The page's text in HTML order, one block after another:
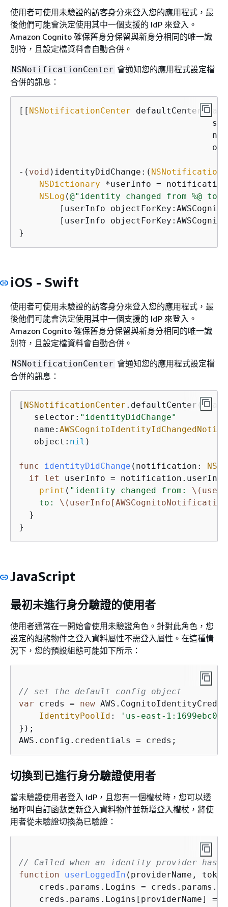
使用者可使用未驗證的訪客身分來登入您的應用程式，最
後他們可能會決定使用其中一個支援的 IdP 來登入。
Amazon Cognito 確保舊身分保留與新身分相同的唯一識
別符，且設定檔資料會自動合併。
NSNotificationCenter 會通知您的應用程式設定檔
合併的訊息：
[[ NSNotificationCenter defaultCenter]
-( void )identityDidChange:( NSNotification
NSDictionary *userInfo =
NSLog (@"identity changed from %@ to
[userInfo
[userInfo
}
iOS - Swift
使用者可使用未驗證的訪客身分來登入您的應用程式，最
後他們可能會決定使用其中一個支援的 IdP 來登入。
Amazon Cognito 確保舊身分保留與新身分相同的唯一識
別符，且設定檔資料會自動合併。
NSNotificationCenter 會通知您的應用程式設定檔
合併的訊息：
[ NSNotificationCenter
   selector:
"identityDidChange"
   name:
   object:
nil )
func identityDidChange ( notification :
if
let userInfo =
print ( "identity changed from:
    to:
  }
}
JavaScript
最初未進行身分驗證的使用者
使用者通常在一開始會使用未驗證角色。針對此角色，您
設定的組態物件之登入資料屬性不需登入屬性。在這種情
況下，您的預設組態可能如下所示：
// set the default config object
var creds = new
IdentityPoolId :
'us-east-1:1699ebc0-
});
AWS.config.credentials = creds;
切換到已進行身分驗證使用者
當未驗證使用者登入 IdP，且您有一個權杖時，您可以透
過呼叫自訂函數更新登入資料物件並新增登入權杖，將使
用者從未驗證切換為已驗證：
// Called when an identity provider has
function
userLoggedIn ( providerName, token
creds.params.Logins =
creds.params.Logins[providerName] =